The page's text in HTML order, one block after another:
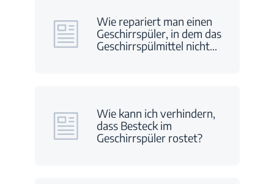
Wie repariert man einen
Geschirrspüler, in dem das
Geschirrspülmittel nicht…
Wie kann ich verhindern,
dass Besteck im
Geschirrspüler rostet?